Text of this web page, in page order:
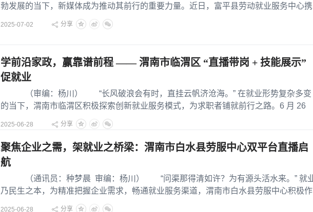
勃发展的当下，新媒体成为推动其前行的重要力量。近日，富平县劳动就业服务中心携
2025-07-02 分享
学前沿家政，赢靠谱前程 —— 渭南市临渭区 “直播带岗 + 技能展示”
促就业
（审编：杨川） “长风破浪会有时，直挂云帆济沧海。” 在就业形势复杂多变
的当下，渭南市临渭区积极探索创新就业服务模式，为求职者铺就前行之路。6 月 26
2025-06-28 分享
聚焦企业之需，架就业之桥梁：渭南市白水县劳服中心双平台直播启
航
（通讯员：种梦晨 审编：杨川） “问渠那得清如许？为有源头活水来。” 就
乃民生之本，为精准把握企业需求，畅通就业服务渠道，渭南市白水县劳服中心积极作
2025-06-28 分享